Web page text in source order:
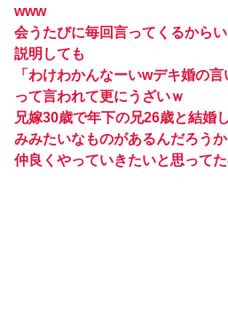
www
会うたびに毎回言ってくるから
説明しても
「わけわかんなーいwデキ婚の言
って言われて更にうざいｗ
兄嫁30歳で年下の兄26歳と結婚
みみたいなものがあるんだろうか
仲良くやっていきたいと思ってた